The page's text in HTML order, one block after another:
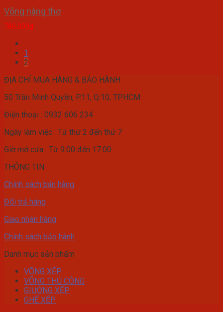
Võng nàng thơ
780,000₫
1
2
ĐỊA CHỈ MUA HÀNG & BẢO HÀNH
50 Trần Minh Quyền, P.11, Q.10, TP.HCM
Điện thoại : 0932 606 234
Ngày làm việc : Từ thứ 2 đến thứ 7
Giờ mở cửa : Từ 9:00 đến 17:00
THÔNG TIN
Chính sách bán hàng
Đổi trả hàng
Giao nhận hàng
Chính sách bảo hành
Danh mục sản phẩm
VÕNG XẾP
VÕNG THỦ CÔNG
GIƯỜNG XẾP
GHẾ XẾP